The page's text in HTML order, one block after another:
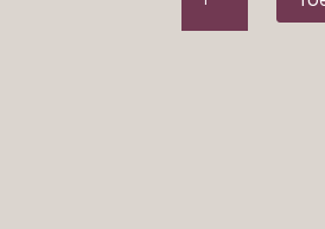
oorbellen